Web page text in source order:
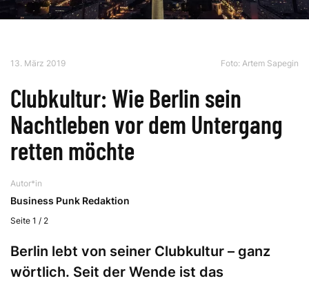
13. März 2019 Foto: Artem Sapegin
Clubkultur: Wie Berlin sein
Nachtleben vor dem Untergang
retten möchte
Autor*in
Business Punk Redaktion
Seite 1 / 2
Berlin lebt von seiner Clubkultur – ganz
wörtlich. Seit der Wende ist das